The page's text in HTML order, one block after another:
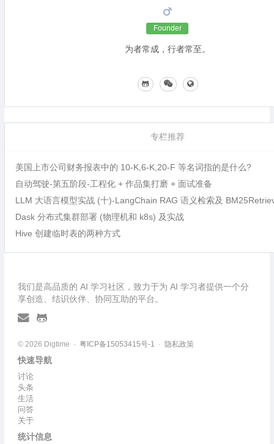
Founder
为者常成，行者常至。
专栏推荐
美国上市公司财务报表中的 10-K,6-K,20-F 等名词指的是什么?
自动驾驶-第五阶段-工程化 + 作品集打磨 + 面试准备
LLM 大语言模型实战 (十)-LangChain RAG 语义检索及
Dask 分布式集群部署 (物理机和 k8s) 及实战
Hive 创建临时表的两种方式
我们是高品质的 AI 学习社区，致力于为 AI 学习者提供一个分
享创造、结识伙伴、协同互助的平台。
© 2026 Digtime · 粤ICP备15053415号-1 · 隐私政策
快速导航
讨论
头条
生活
问答
关于
统计信息